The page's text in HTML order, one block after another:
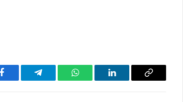
Facebook Telegram WhatsAppLinkedIn Copy